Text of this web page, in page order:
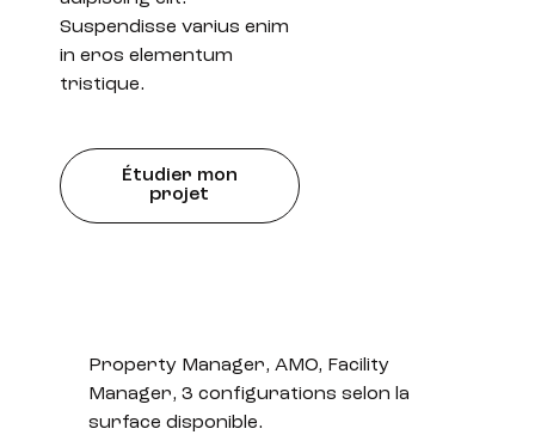
Suspendisse varius enim
in eros elementum
tristique.
Étudier mon
projet
Property Manager, AMO, Facility
Manager, 3 configurations selon la
surface disponible.